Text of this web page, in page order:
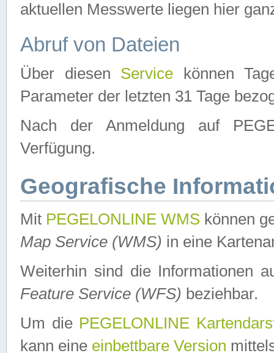
aktuellen Messwerte liegen hier
Abruf von Dateien
Über diesen Service können
Parameter der letzten 31 Tage
Nach der Anmeldung auf
Verfügung.
Geografische
Mit PEGELONLINE WMS können
Map Service (WMS) in eine
Weiterhin sind die Informationen
Feature Service (WFS) beziehbar.
Um die PEGELONLINE
kann eine einbettbare Version